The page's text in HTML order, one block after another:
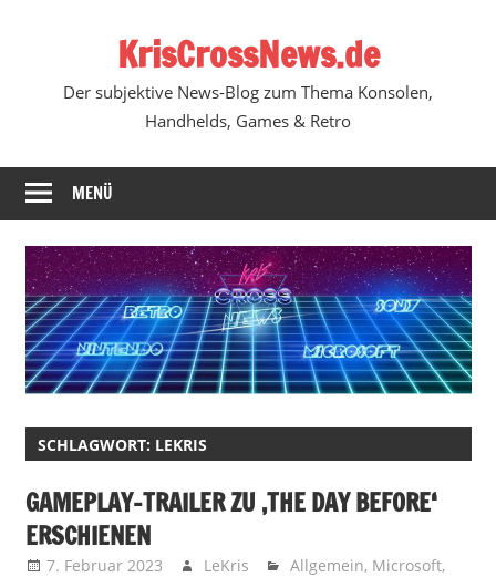
KrisCrossNews.de
Der subjektive News-Blog zum Thema Konsolen,
Handhelds, Games & Retro
MENÜ
SCHLAGWORT: LEKRIS
GAMEPLAY-TRAILER ZU ‚THE DAY BEFORE‘
ERSCHIENEN
7. Februar 2023 LeKris Allgemein, Microsoft,